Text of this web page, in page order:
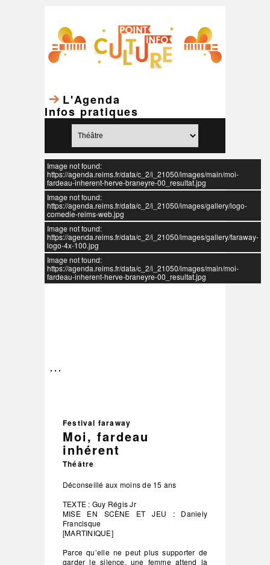
L'Agenda
Infos pratiques
Image not found:
https://agenda.reims.fr/data/c_2/i_21050/images/main/moi-
fardeau-inherent-herve-braneyre-00_resultat.jpg
Image not found:
https://agenda.reims.fr/data/c_2/i_21050/images/gallery/logo-
comedie-reims-web.jpg
Image not found:
https://agenda.reims.fr/data/c_2/i_21050/images/gallery/faraway-
logo-4x-100.jpg
Image not found:
https://agenda.reims.fr/data/c_2/i_21050/images/main/moi-
fardeau-inherent-herve-braneyre-00_resultat.jpg
Festival faraway
Moi, fardeau
inhérent
Théâtre
Déconseillé aux moins de 15 ans
TEXTE : Guy Régis Jr
MISE EN SCÈNE ET JEU : Daniely
Francisque
[MARTINIQUE]
Parce qu’elle ne peut plus supporter de
garder le silence, une femme attend la